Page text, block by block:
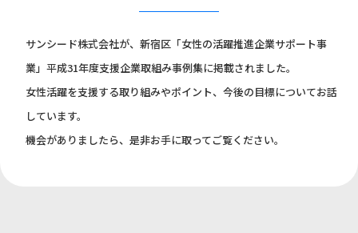
サンシード株式会社が、新宿区「女性の活躍推進企業サポート事
業」平成31年度支援企業取組み事例集に掲載されました。
女性活躍を支援する取り組みやポイント、今後の目標についてお話
しています。
機会がありましたら、是非お手に取ってご覧ください。